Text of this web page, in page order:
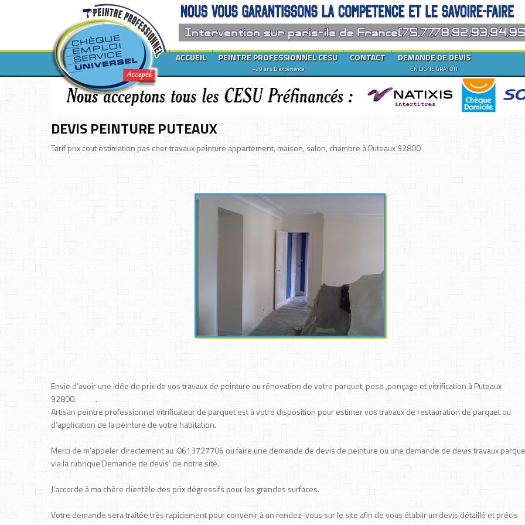
DEMANDE DE DEVIS
EN LIGNE GRATUIT
CONTACT
PEINTRE PROFESSIONNEL CESU
+20 ans D'expérience
ACCUEIL
DEVIS PEINTURE PUTEAUX
Tarif prix cout estimation pas cher travaux peinture appartement, maison, salon, chambre à Puteaux 92800
Envie d’avoir une idée de prix de vos travaux de peinture ou rénovation de votre parquet, pose ,ponçage et vitrification à Puteaux
92800. .
Artisan peintre professionnel vitrificateur de parquet est à votre disposition pour estimer vos travaux de restauration de parquet ou
d’application de la peinture de votre habitation.
Merci de m’appeler directement au :0613727706 ou faire une demande de devis de peinture ou une demande de devis travaux
via la rubrique’Demande de devis’ de notre site.
J’accorde à ma chère clientèle des prix dégressifs pour les grandes surfaces.
Votre demande sera traitée très rapidement pour convenir à un rendez-vous sur le site afin de vous établir un devis détaillé et précis